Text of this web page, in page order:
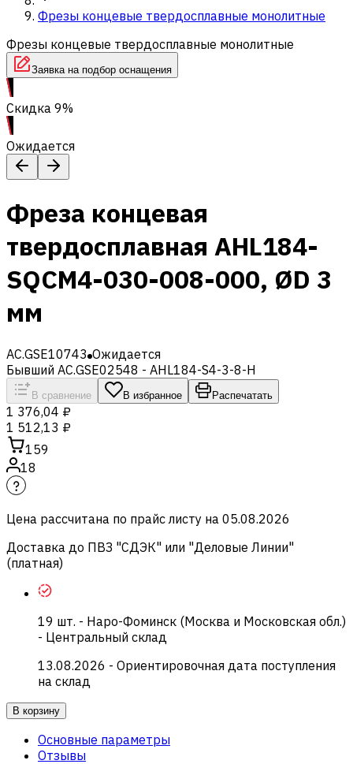
Фрезы концевые твердосплавные монолитные
Фрезы концевые твердосплавные монолитные
Заявка на подбор оснащения
Скидка 9%
Ожидается
Фреза концевая
твердосплавная AHL184-
SQCM4-030-008-000, ØD 3
мм
AC.GSE10743 Ожидается
Бывший AC.GSE02548 - AHL184-S4-3-8-H
В сравнение В избранное Распечатать
1 376,04 ₽
1 512,13 ₽
159
18
Цена рассчитана по прайс листу на 05.08.2026
Доставка до ПВЗ "СДЭК" или "Деловые Линии"
(платная)
19 шт. - Наро-Фоминск (Москва и Московская обл.)
- Центральный склад
13.08.2026 - Ориентировочная дата поступления
на склад
В корзину
Основные параметры
Отзывы